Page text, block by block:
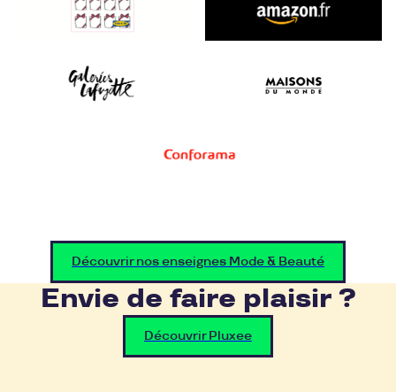
Découvrir nos enseignes Mode & Beauté
Envie de faire plaisir ?
Découvrir Pluxee